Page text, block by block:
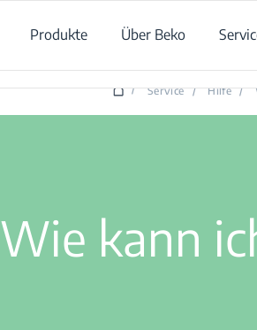
Produkte
Über Beko
/ Service / Hilfe /
Wie kann